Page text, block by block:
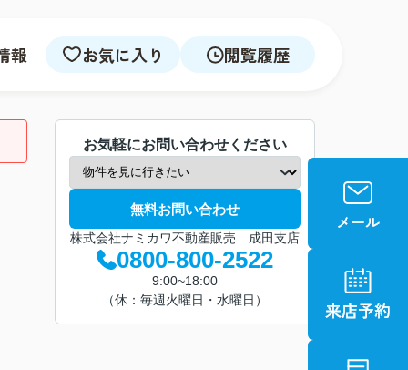
報 お気に入り 閲覧履歴
お気軽にお問い合わせください
無料お問い合わせ
株式会社ナミカワ不動産販売 成田支店
0800-800-2522
9:00~18:00
（休：毎週火曜日・水曜日）